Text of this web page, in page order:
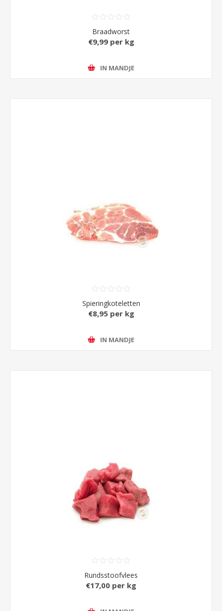
Braadworst
€9,99 per kg
IN MANDJE
Spieringkoteletten
€8,95 per kg
IN MANDJE
Rundsstoofvlees
€17,00 per kg